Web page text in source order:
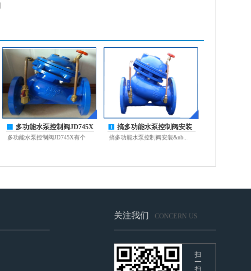
多功能水泵控制阀JD745X
有个功能你
多功能水泵控制阀JD745X有个
搞多功能水泵控制阀安装
要有说明
搞多功能水泵控制阀安装&nb...
关注我们 CONCERN US
扫
一
扫